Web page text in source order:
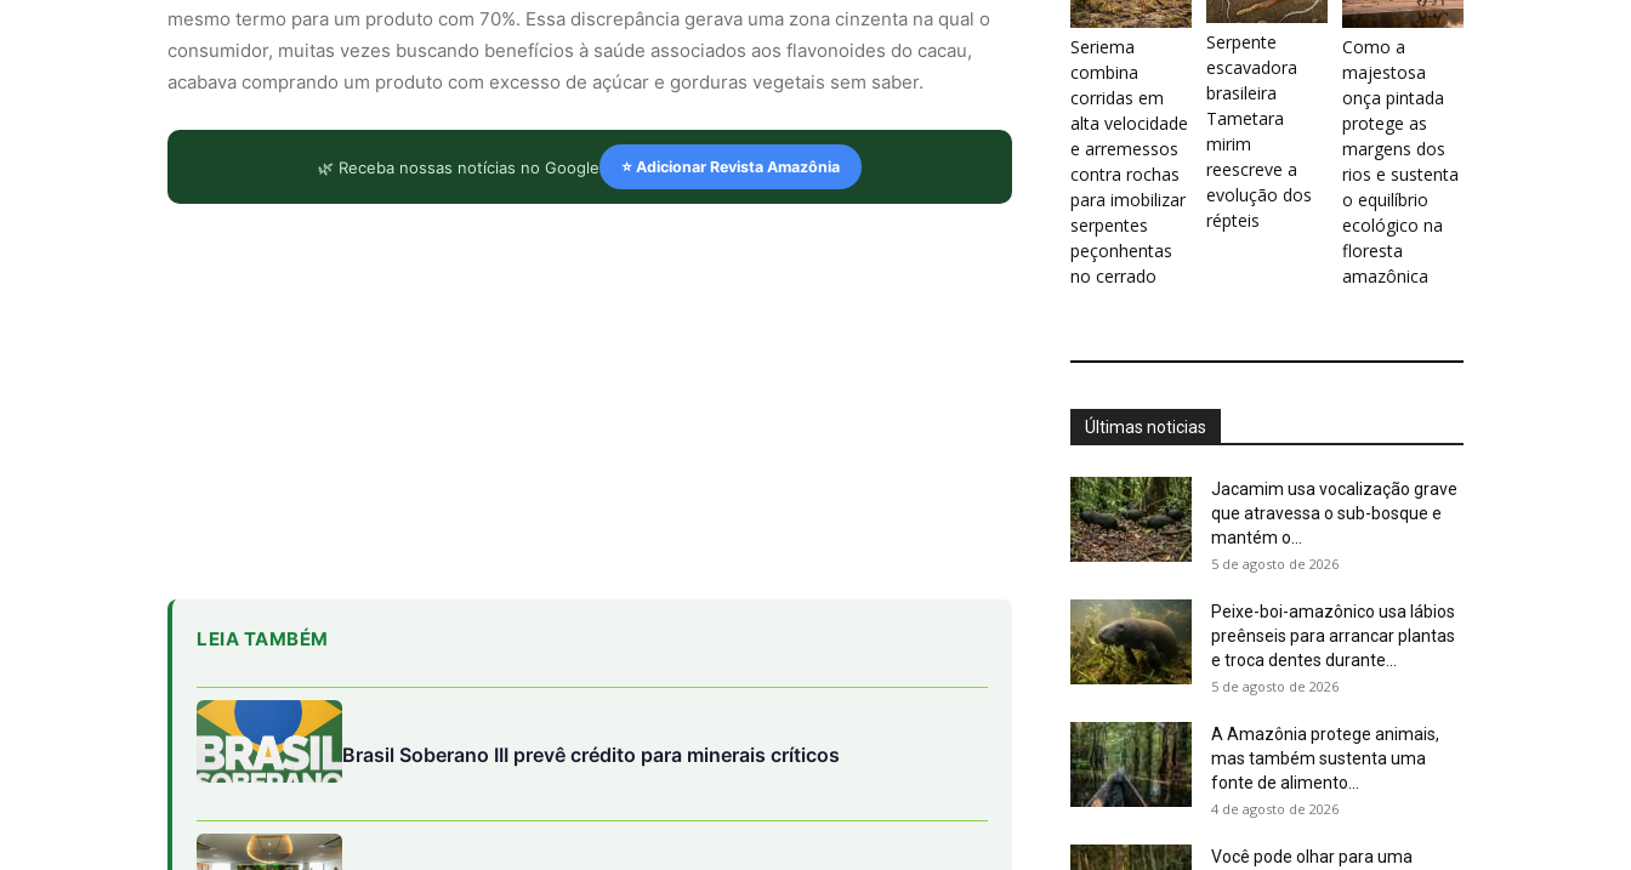
mesmo termo para um produto com 70%. Essa discrepância gerava uma zona cinzenta na qual o
consumidor, muitas vezes buscando benefícios à saúde associados aos flavonoides do cacau,
acabava comprando um produto com excesso de açúcar e gorduras vegetais sem saber.
🌿 Receba nossas notícias no Google ⭐ Adicionar Revista Amazônia
LEIA TAMBÉM
Brasil Soberano III prevê crédito para minerais críticos
Seriema
combina
corridas em
alta velocidade
e arremessos
contra rochas
para imobilizar
serpentes
peçonhentas
no cerrado
Serpente
escavadora
brasileira
Tametara
mirim
reescreve a
evolução dos
répteis
Como a
majestosa
onça pintada
protege as
margens dos
rios e sustenta
o equilíbrio
ecológico na
floresta
amazônica
Últimas noticias
Jacamim usa vocalização grave
que atravessa o sub-bosque e
mantém o...
5 de agosto de 2026
Peixe-boi-amazônico usa lábios
preênseis para arrancar plantas
e troca dentes durante...
5 de agosto de 2026
A Amazônia protege animais,
mas também sustenta uma
fonte de alimento...
4 de agosto de 2026
Você pode olhar para uma